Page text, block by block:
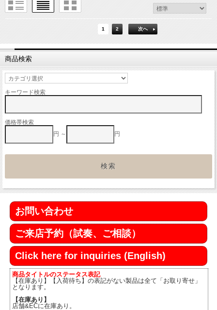
1 2 次へ
商品検索
キーワード検索
価格帯検索
円 ～
円
お問い合わせ
ご来店予約（試奏、ご相談）
Click here for inquiries (English)
商品タイトルのステータス表記
【在庫あり】【入荷待ち】の表記がない製品は全て「お取り寄せ」
となります。
【在庫あり】
店舗&ECに在庫あり。